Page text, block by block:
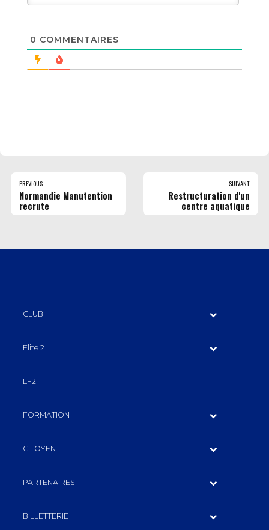
0 COMMENTAIRES
PREVIOUS
Normandie Manutention
recrute
SUIVANT
Restructuration d'un
centre aquatique
CLUB
Elite 2
LF2
FORMATION
CITOYEN
PARTENAIRES
BILLETTERIE